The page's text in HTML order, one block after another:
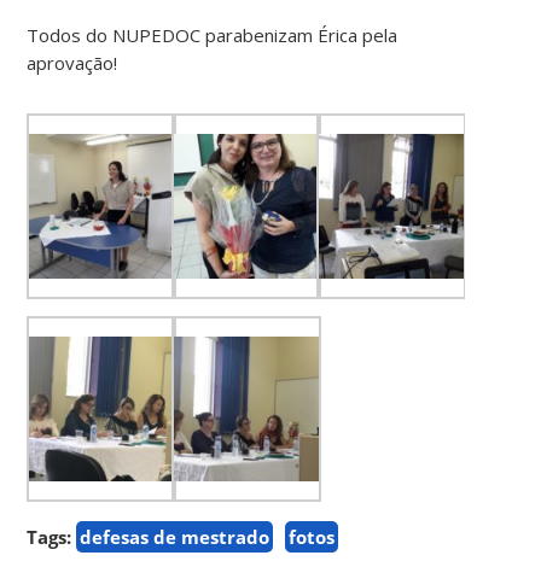
Todos do NUPEDOC parabenizam Érica pela
aprovação!
Tags: defesas de mestrado fotos